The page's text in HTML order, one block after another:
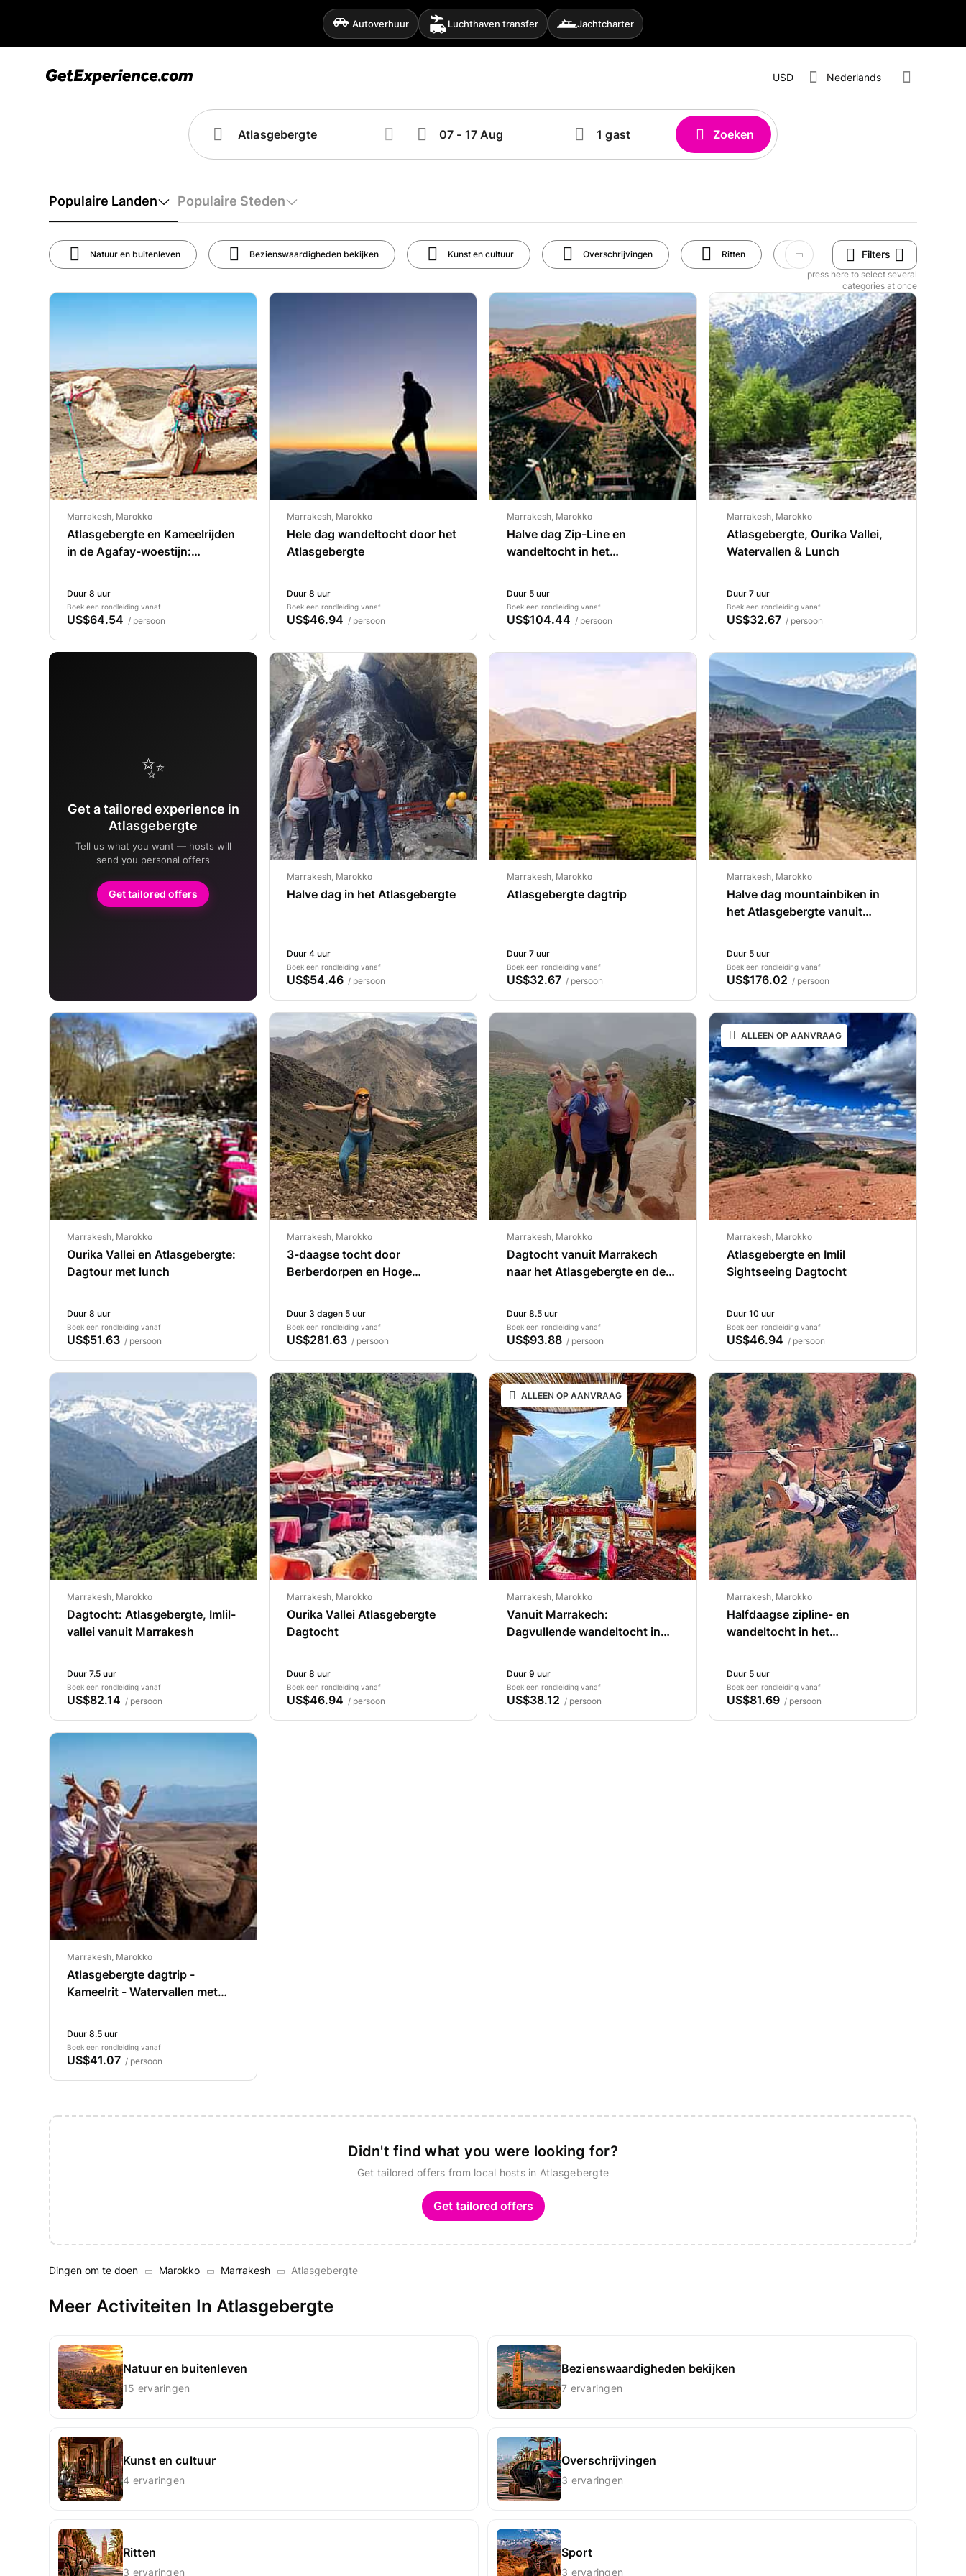
Autoverhuur Luchthaven transfer Jachtcharter
USD Nederlands
Zoeken
Populaire Landen Populaire Steden
Natuur en buitenleven Bezienswaardigheden bekijken Kunst en cultuur Overschrijvingen Ritten Filters
press here to select several
categories at once
Marrakesh, Marokko
Atlasgebergte en Kameelrijden
in de Agafay-woestijn:
Duur 8 uur
Boek een rondleiding vanaf
US$64.54 / persoon
Marrakesh, Marokko
Hele dag wandeltocht door het
Atlasgebergte
Duur 8 uur
Boek een rondleiding vanaf
US$46.94 / persoon
Marrakesh, Marokko
Halve dag Zip-Line en
wandeltocht in het
Duur 5 uur
Boek een rondleiding vanaf
US$104.44 / persoon
Marrakesh, Marokko
Atlasgebergte, Ourika Vallei,
Watervallen & Lunch
Duur 7 uur
Boek een rondleiding vanaf
US$32.67 / persoon
✨
Get a tailored experience in
Atlasgebergte
Tell us what you want — hosts will
send you personal offers
Get tailored offers
Marrakesh, Marokko
Halve dag in het Atlasgebergte
Duur 4 uur
Boek een rondleiding vanaf
US$54.46 / persoon
Marrakesh, Marokko
Atlasgebergte dagtrip
Duur 7 uur
Boek een rondleiding vanaf
US$32.67 / persoon
Marrakesh, Marokko
Halve dag mountainbiken in
het Atlasgebergte vanuit
Duur 5 uur
Boek een rondleiding vanaf
US$176.02 / persoon
Marrakesh, Marokko
Ourika Vallei en Atlasgebergte:
Dagtour met lunch
Duur 8 uur
Boek een rondleiding vanaf
US$51.63 / persoon
Marrakesh, Marokko
3-daagse tocht door
Berberdorpen en Hoge
Duur 3 dagen 5 uur
Boek een rondleiding vanaf
US$281.63 / persoon
Marrakesh, Marokko
Dagtocht vanuit Marrakech
naar het Atlasgebergte en de
Duur 8.5 uur
Boek een rondleiding vanaf
US$93.88 / persoon
ALLEEN OP AANVRAAG
Marrakesh, Marokko
Atlasgebergte en Imlil
Sightseeing Dagtocht
Duur 10 uur
Boek een rondleiding vanaf
US$46.94 / persoon
Marrakesh, Marokko
Dagtocht: Atlasgebergte, Imlil-
vallei vanuit Marrakesh
Duur 7.5 uur
Boek een rondleiding vanaf
US$82.14 / persoon
Marrakesh, Marokko
Ourika Vallei Atlasgebergte
Dagtocht
Duur 8 uur
Boek een rondleiding vanaf
US$46.94 / persoon
ALLEEN OP AANVRAAG
Marrakesh, Marokko
Vanuit Marrakech:
Dagvullende wandeltocht in
Duur 9 uur
Boek een rondleiding vanaf
US$38.12 / persoon
Marrakesh, Marokko
Halfdaagse zipline- en
wandeltocht in het
Duur 5 uur
Boek een rondleiding vanaf
US$81.69 / persoon
Marrakesh, Marokko
Atlasgebergte dagtrip -
Kameelrit - Watervallen met
Duur 8.5 uur
Boek een rondleiding vanaf
US$41.07 / persoon
Didn't find what you were looking for?
Get tailored offers from local hosts in Atlasgebergte
Get tailored offers
Dingen om te doen Marokko Marrakesh Atlasgebergte
Meer Activiteiten In Atlasgebergte
Natuur en buitenleven
15 ervaringen
Bezienswaardigheden bekijken
7 ervaringen
Kunst en cultuur
4 ervaringen
Overschrijvingen
3 ervaringen
Ritten
3 ervaringen
Sport
3 ervaringen